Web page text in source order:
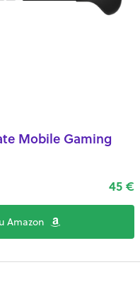
Mobile Gaming
45 €
Amazon